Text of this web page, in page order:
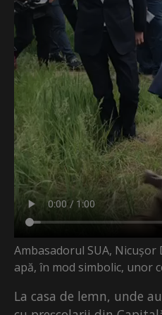
Ambasadorul SUA,
apă, în mod simbolic, unor
La casa de lemn, unde